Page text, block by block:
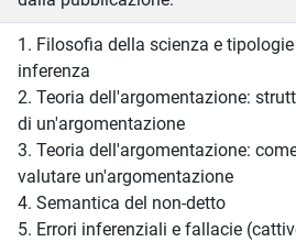
1. Filosofia della scienza e
inferenza
2. Teoria dell'argomentazione:
di un'argomentazione
3. Teoria dell'argomentazione:
valutare un'argomentazione
4. Semantica del non-detto
5. Errori inferenziali e fallacie